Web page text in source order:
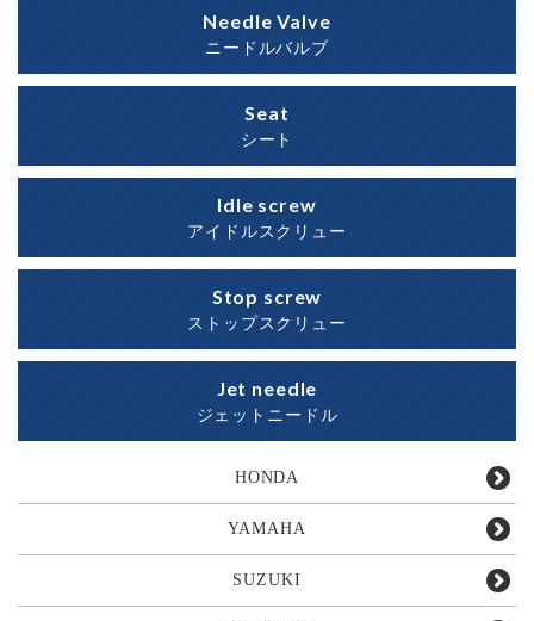
Needle Valve
ニードルバルブ
Seat
シート
Idle screw
アイドルスクリュー
Stop screw
ストップスクリュー
Jet needle
ジェットニードル
HONDA
YAMAHA
SUZUKI